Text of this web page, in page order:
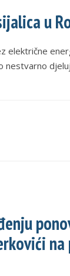
u
električne
nestvarno